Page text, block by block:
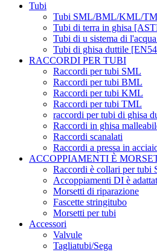
Tubi
Tubi SML/BML/KML/
Tubi di terra in ghisa
Tubi di u sistema di
Tubi di ghisa duttile
RACCORDI PER TUBI
Raccordi per tubi SML
Raccordi per tubi BML
Raccordi per tubi KML
Raccordi per tubi TML
raccordi per tubi di ghisa
Raccordi in ghisa
Raccordi scanalati
Raccordi a pressa in
ACCOPPIAMENTI È
Raccordi è collari per tubi
Accoppiamenti DI è
Morsetti di riparazione
Fascette stringitubo
Morsetti per tubi
Accessori
Valvule
Tagliatubi/Sega